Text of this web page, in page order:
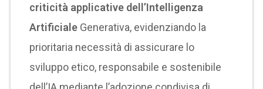
criticità applicative dell’Intelligenza
Artificiale Generativa, evidenziando la
prioritaria necessità di assicurare lo
sviluppo etico, responsabile e sostenibile